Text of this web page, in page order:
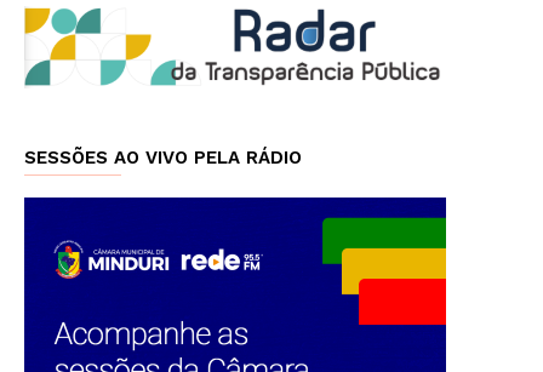
SESSÕES AO VIVO PELA RÁDIO